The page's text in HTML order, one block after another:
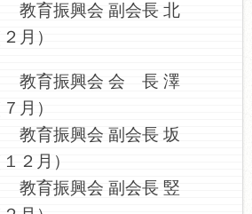
振興会 副会長 北
月）
教育振興会 会 長 澤
月）
振興会 副会長 坂
月）
振興会 副会長 竪